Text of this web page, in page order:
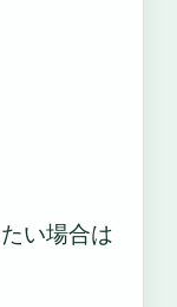
い場合は